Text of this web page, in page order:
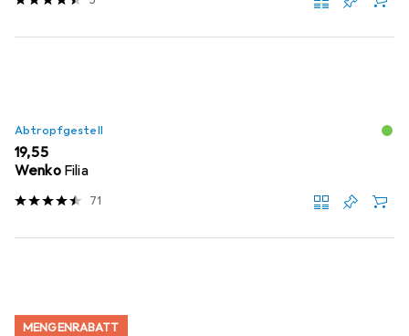
Abtropfgestell
EUR
19,55
Wenko Filia
71
MENGENRABATT